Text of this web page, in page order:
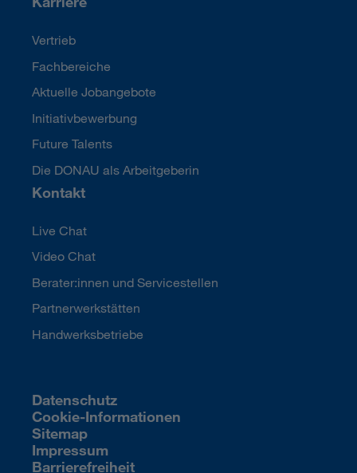
Vertrieb
Fachbereiche
Aktuelle Jobangebote
Initiativbewerbung
Future Talents
Die DONAU als Arbeitgeberin
Kontakt
Live Chat
Video Chat
Berater:innen und Servicestellen
Partnerwerkstätten
Handwerksbetriebe
Datenschutz
Cookie-Informationen
Sitemap
Impressum
Barrierefreiheit